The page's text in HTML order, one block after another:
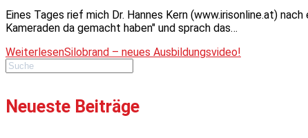
Eines Tages rief mich Dr. Hannes Kern (www.irisonline.at)
Kameraden da gemacht haben" und sprach das…
WeiterlesenSilobrand – neues Ausbildungsvideo!
Neueste Beiträge